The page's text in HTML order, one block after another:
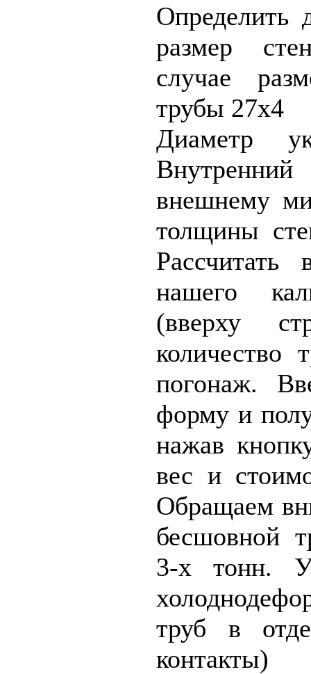
Определить
размер
случае
трубы 27x4
Диаметр
внешнему
толщины
нашего
(вверху
количество
погонаж.
форму и
нажав
вес и
Обращаем
бесшовной
3-х тонн.
труб в
контакты)